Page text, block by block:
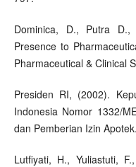
Dominica, D., Putra D.,
Presence to
Pharmaceutical & Clinical
Presiden RI, (2002).
Indonesia Nomor 1332/
dan Pemberian Izin
Lutfiyati, H., Yuliastuti,